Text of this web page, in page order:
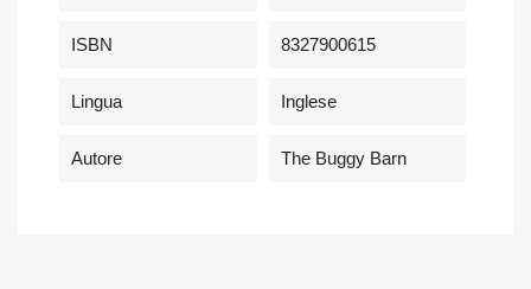
ISBN 8327900615
Lingua Inglese
Autore The Buggy Barn